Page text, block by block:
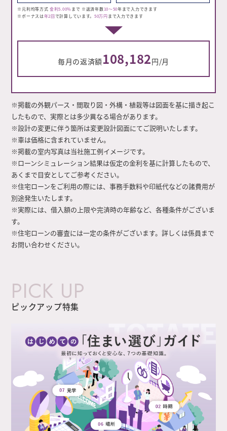
※元利均等方式金利5.00％まで ※返済年数10～50年まで入力できます
※ボーナスは年2回で計算しています。50万円まで入力できます
毎月の返済額108,182円/月
※掲載の外観パース・間取り図・外構・植栽等は図面を基に描き起こ
したもので、実際とは多少異なる場合があります。
※設計の変更に伴う箇所は変更設計図面にてご説明いたします。
※車は価格に含まれていません。
※掲載の室内写真は当社施工例イメージです。
※ローンシミュレーション結果は仮定の金利を基に計算したもので、
あくまで目安としてご参考ください。
※住宅ローンをご利用の際には、事務手数料や印紙代などの諸費用が
別途発生いたします。
※実際には、借入額の上限や完済時の年齢など、各種条件がございま
す。
※住宅ローンの審査には一定の条件がございます。詳しくは係員まで
お問い合わせください。
PICK UP
ピックアップ特集